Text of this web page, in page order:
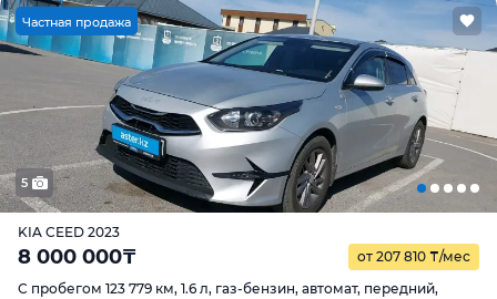
Частная продажа
5
KIA CEED 2023
8 000 000₸ от 207 810 ₸/мес
С пробегом 123 779 км, 1.6 л, газ-бензин, автомат, передний,